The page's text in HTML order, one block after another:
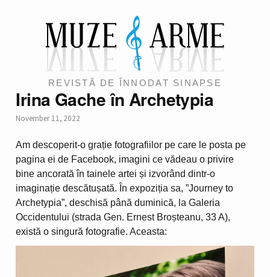
REVISTĂ DE ÎNNODAT SINAPSE
Irina Gache în Archetypia
November 11, 2022
Am descoperit-o grație fotografiilor pe care le posta pe
pagina ei de Facebook, imagini ce vădeau o privire
bine ancorată în tainele artei și izvorând dintr-o
imaginație descătușată. În expoziția sa, ”Journey to
Archetypia”, deschisă până duminică, la Galeria
Occidentului (strada Gen. Ernest Broșteanu, 33 A),
există o singură fotografie. Aceasta: